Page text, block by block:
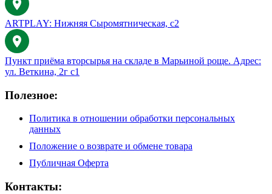
ARTPLAY: Нижняя Сыромятническая, с2
Пункт приёма вторсырья на складе в Марьиной роще. Адрес:
ул. Веткина, 2г с1
Полезное:
Политика в отношении обработки персональных
данных
Положение о возврате и обмене товара
Публичная Оферта
Контакты: